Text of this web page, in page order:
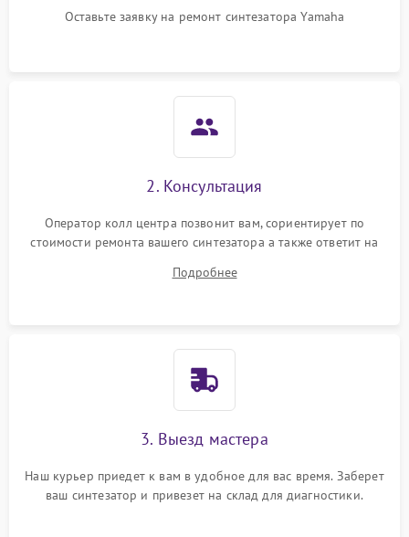
Оставьте заявку на ремонт синтезатора Yamaha
2. Консультация
Оператор колл центра позвонит вам, сориентирует по
стоимости ремонта вашего синтезатора а также ответит на
Подробнее
3. Выезд мастера
Наш курьер приедет к вам в удобное для вас время. Заберет
ваш синтезатор и привезет на склад для диагностики.